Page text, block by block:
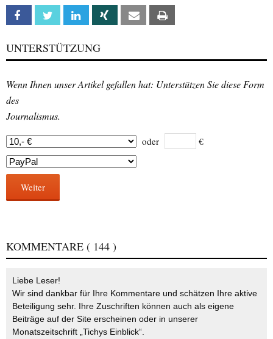
Facebook Twitter Linkedin Xing Email
UNTERSTÜTZUNG
Wenn Ihnen unser Artikel gefallen hat: Unterstützen Sie diese Form
des
Journalismus.
oder €
Weiter
KOMMENTARE ( 144 )
Liebe Leser!
Wir sind dankbar für Ihre Kommentare und schätzen Ihre aktive
Beteiligung sehr. Ihre Zuschriften können auch als eigene
Beiträge auf der Site erscheinen oder in unserer
Monatszeitschrift „Tichys Einblick“.